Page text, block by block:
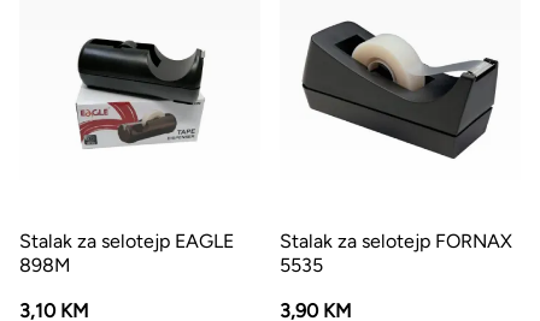
Stalak za selotejp EAGLE
898M
3,10 KM
Stalak za selotejp FORNAX
5535
3,90 KM